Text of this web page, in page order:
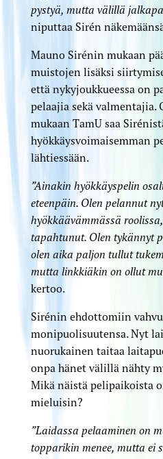
pystyä, mutta välillä
niputtaa Sirén
Mauno Sirénin mukaan
muistojen lisäksi
että nykyjoukkueessa on
pelaajia sekä valmentajia.
mukaan TamU saa
hyökkäysvoimaisemman
lähtiessään.
”Ainakin hyökkäyspelin
eteenpäin. Olen pelannut
hyökkäävämmässä
tapahtunut. Olen tykännyt
olen aika paljon tullut
mutta linkkiäkin on ollut
kertoo.
Sirénin ehdottomiin
monipuolisuutensa. Nyt
nuorukainen taitaa
onpa hänet välillä nähty
Mikä näistä pelipaikoista
mieluisin?
”Laidassa pelaaminen on
topparikin menee, mutta ei